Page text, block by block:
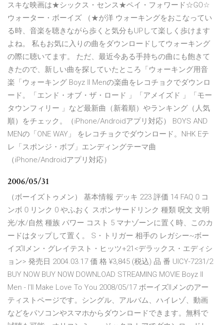
スキな映画は★シックス・センス★ペイ・フォワード☆GO☆
ウォーター・ボーイズ （★が洋 ウォーキングをおこなってい
る時、音楽を聴きながら歩くと気分もUPして楽しく歩けます
よね。 私もお気に入りの曲をダウンロードしてウォーキング
の際に聴いてます。 ただ、最近今ある手持ちの曲にも飽きて
きたので、新しい曲を探していたところ「ウォーキング用音
楽「ウォーキング Boyz II Menの楽曲をレコチョクでダウンロ
ード。「エンド・オブ・ザ・ロード 」「アメイズド 」「モー
タウンフィリー 」など最新曲（新着順）やランキング（人気
順）をチェック。（iPhone/Androidアプリ対応） BOYS AND
MENの「ONE WAY」 をレコチョクでダウンロード。NHK Eテ
レ「スポンジ・ボブ」エンディングテーマ曲
（iPhone/Androidアプリ対応）
2006/05/31
（ボーイズトゥメン） 基本情報 デッキ 223 評価 14 FAQ 0 コ
ンボ 0 リンク 0 やふおく スポンサードリンク 種類 呪文 文明
光/水/自然 種族 パワー コスト 5 マナゾーンに置く時、このカ
ードはタップして置く。 S・トリガー 相手の レガシー~ボー
イズIIメン・グレイテスト・ヒッツ+21<デラックス・エディシ
ョン> 発売日 2004.03.17 価 格 ¥3,845 (税込) 品 番 UICY-7231/2
BUY NOW BUY NOW DOWNLOAD STREAMING MOVIE Boyz II
Men - I'll Make Love To You 2008/05/17 ボーイズIIメンのアー
ティストページです。シングル、アルバム、ハイレゾ、動画
などをパソコンやスマホからダウンロードできます。無料で